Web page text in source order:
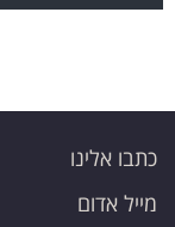
כתבו אלינו
מייל אדום